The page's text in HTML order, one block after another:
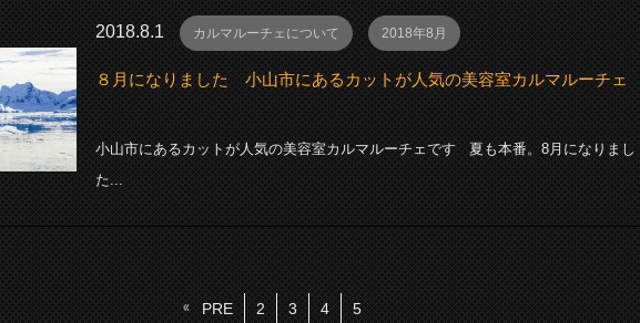
2018.8.1 カルマルーチェについて 2018年8月
８月になりました 小山市にあるカットが人気の美容室カルマルーチェ
小山市にあるカットが人気の美容室カルマルーチェです 夏も本番。8月になりまし
た...
PRE 2 3 4 5